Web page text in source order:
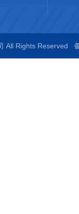
All Rights Reserved